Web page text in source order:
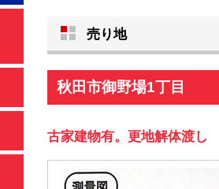
売り地
秋田市御野場1丁目
古家建物有。更地解体渡し